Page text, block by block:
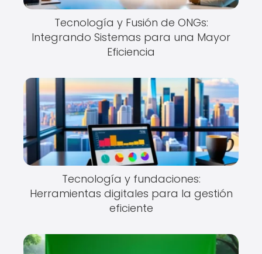
Tecnología y Fusión de ONGs:
Integrando Sistemas para una Mayor
Eficiencia
Tecnología y fundaciones:
Herramientas digitales para la gestión
eficiente